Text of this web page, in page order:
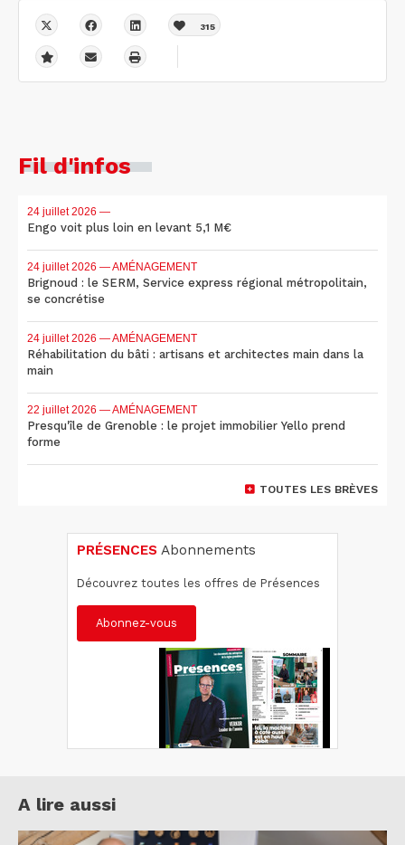
315
Fil d'infos
24 juillet 2026 —
Engo voit plus loin en levant 5,1 M€
24 juillet 2026 — AMÉNAGEMENT
Brignoud : le SERM, Service express régional métropolitain,
se concrétise
24 juillet 2026 — AMÉNAGEMENT
Réhabilitation du bâti : artisans et architectes main dans la
main
22 juillet 2026 — AMÉNAGEMENT
Presqu'île de Grenoble : le projet immobilier Yello prend
forme
TOUTES LES BRÈVES
PRÉSENCES Abonnements
Découvrez toutes les offres de Présences
Abonnez-vous
A lire aussi